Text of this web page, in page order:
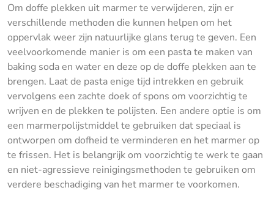
Om doffe plekken uit marmer te verwijderen, zijn er
verschillende methoden die kunnen helpen om het
oppervlak weer zijn natuurlijke glans terug te geven. Een
veelvoorkomende manier is om een pasta te maken van
baking soda en water en deze op de doffe plekken aan te
brengen. Laat de pasta enige tijd intrekken en gebruik
vervolgens een zachte doek of spons om voorzichtig te
wrijven en de plekken te polijsten. Een andere optie is om
een marmerpolijstmiddel te gebruiken dat speciaal is
ontworpen om dofheid te verminderen en het marmer op
te frissen. Het is belangrijk om voorzichtig te werk te gaan
en niet-agressieve reinigingsmethoden te gebruiken om
verdere beschadiging van het marmer te voorkomen.